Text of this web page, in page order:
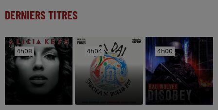
DERNIERS TITRES
4h08
4h08 4h04
4h04 4h00
4h00